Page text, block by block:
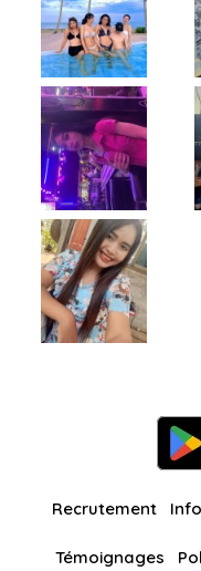
Recrutement
Témoignages